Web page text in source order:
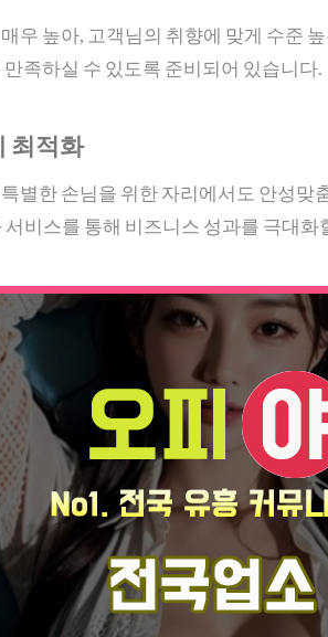
우 높아, 고객님의 취향에 맞게 수준
족하실 수 있도록 준비되어 있습니다.
최적화
별한 손님을 위한 자리에서도 안성맞
비스를 통해 비즈니스 성과를 극대화